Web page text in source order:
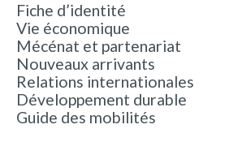
Fiche d’identité
Vie économique
Mécénat et partenariat
Nouveaux arrivants
Relations internationales
Développement durable
Guide des mobilités